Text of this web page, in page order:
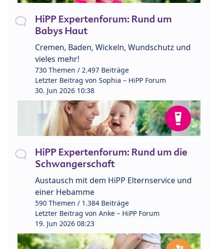
HiPP Expertenforum: Rund um
Babys Haut
Cremen, Baden, Wickeln, Wundschutz und
vieles mehr!
730 Themen / 2.497 Beiträge
Letzter Beitrag von Sophia – HiPP Forum
30. Jun 2026 10:38
HiPP Expertenforum: Rund um die
Schwangerschaft
Austausch mit dem HiPP Elternservice und
einer Hebamme
590 Themen / 1.384 Beiträge
Letzter Beitrag von Anke – HiPP Forum
19. Jun 2026 08:23